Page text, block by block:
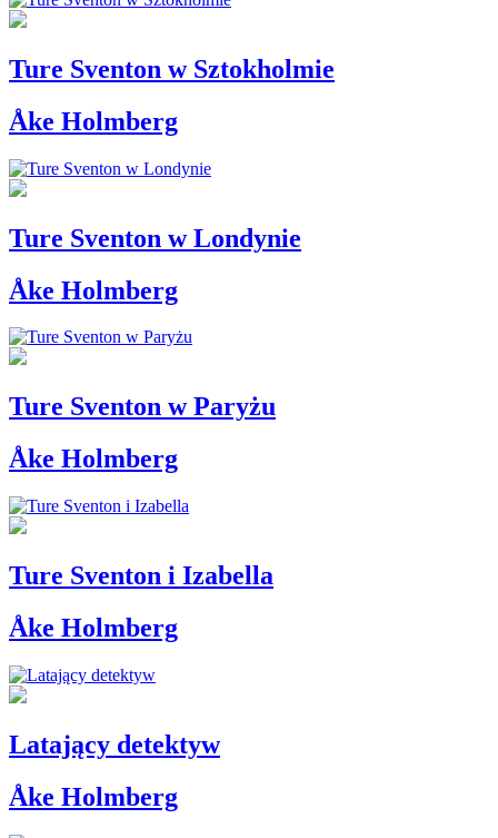
Ture Sventon w Sztokholmie
Åke Holmberg
Ture Sventon w Londynie
Åke Holmberg
Ture Sventon w Paryżu
Åke Holmberg
Ture Sventon i Izabella
Åke Holmberg
Latający detektyw
Åke Holmberg